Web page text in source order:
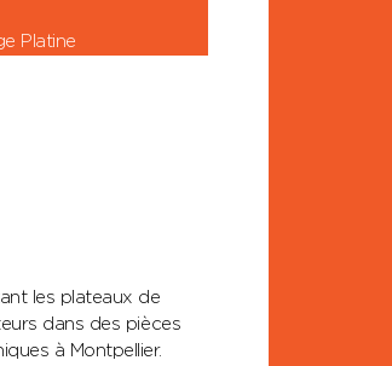
Platine
les plateaux de
dans des pièces
à Montpellier.